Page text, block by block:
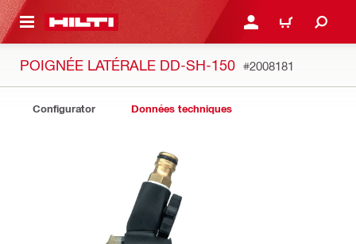
SE CONNECTER OU
PANIER
POIGNÉE LATÉRALE DD-SH-150 #2008181
Configurator Données techniques